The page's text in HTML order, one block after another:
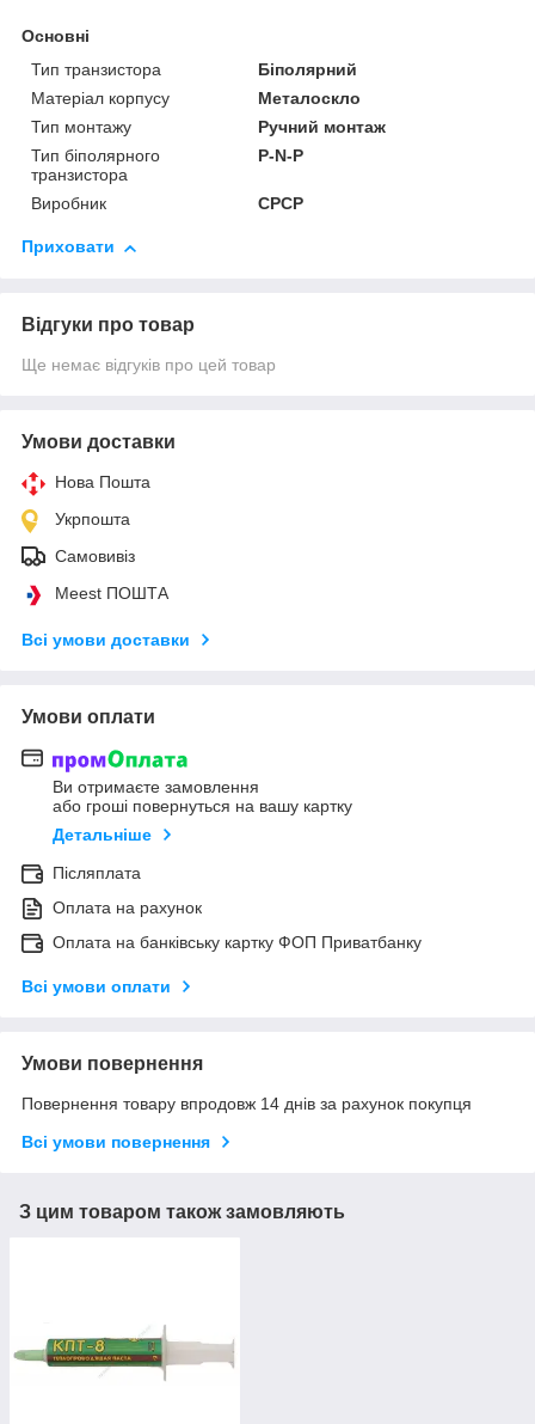
Основні
Тип транзистора
Біполярний
Матеріал корпусу
Металоскло
Тип монтажу
Ручний монтаж
Тип біполярного
транзистора
P-N-P
Виробник СРСР
Приховати
Відгуки про товар
Ще немає відгуків про цей товар
Умови доставки
Нова Пошта
Укрпошта
Самовивіз
Meest ПОШТА
Всі умови доставки
Умови оплати
Ви отримаєте замовлення
або гроші повернуться на вашу картку
Детальніше
Післяплата
Оплата на рахунок
Оплата на банківську картку ФОП Приватбанку
Всі умови оплати
Умови повернення
Повернення товару впродовж 14 днів за рахунок покупця
Всі умови повернення
З цим товаром також замовляють